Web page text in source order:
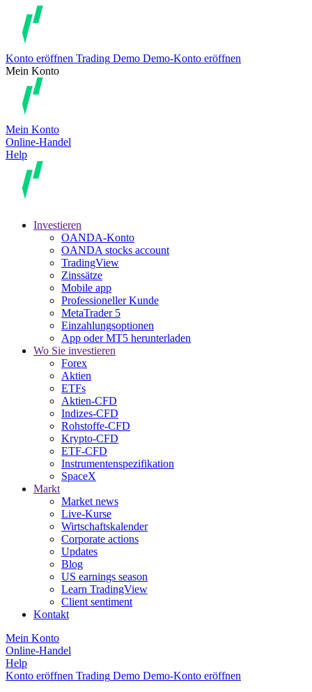
Konto eröffnen Trading Demo Demo-Konto eröffnen
Mein Konto
Mein Konto
Online-Handel
Help
Investieren
OANDA-Konto
OANDA stocks account
TradingView
Zinssätze
Mobile app
Professioneller Kunde
MetaTrader 5
Einzahlungsoptionen
App oder MT5 herunterladen
Wo Sie investieren
Forex
Aktien
ETFs
Aktien-CFD
Indizes-CFD
Rohstoffe-CFD
Krypto-CFD
ETF-CFD
Instrumentenspezifikation
SpaceX
Markt
Market news
Live-Kurse
Wirtschaftskalender
Corporate actions
Updates
Blog
US earnings season
Learn TradingView
Client sentiment
Kontakt
Mein Konto
Online-Handel
Help
Konto eröffnen Trading Demo Demo-Konto eröffnen